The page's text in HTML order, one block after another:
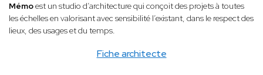
Fiche architecte
Mémoest un studio d’architecture qui conçoit des projets à toutes
les échelles en valorisant avec sensibilité l’existant, dans le respect des
lieux, des usages et du temps.